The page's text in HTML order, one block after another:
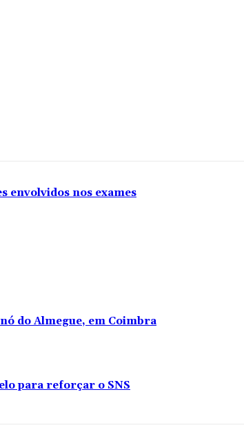
envolvidos nos exames
do Almegue, em Coimbra
para reforçar o SNS